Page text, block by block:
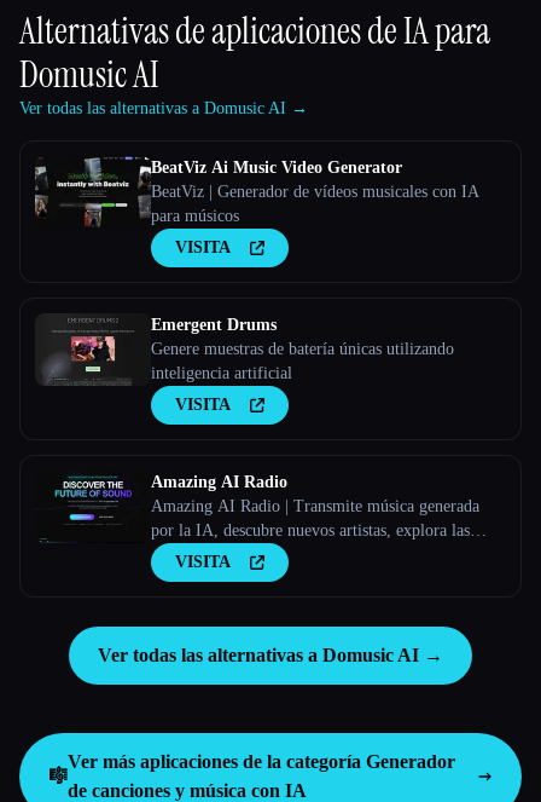
Alternativas de aplicaciones de IA para
Domusic AI
Ver todas las alternativas a Domusic AI →
BeatViz Ai Music Video Generator
BeatViz | Generador de vídeos musicales con IA
para músicos
VISITA
Emergent Drums
Genere muestras de batería únicas utilizando
inteligencia artificial
VISITA
Amazing AI Radio
Amazing AI Radio | Transmite música generada
por la IA, descubre nuevos artistas, explora las
listas y sube tus propias canciones a Amazing AI
Radio.
VISITA
Ver todas las alternativas a Domusic AI →
🎼
Ver más aplicaciones de la categoría Generador
de canciones y música con IA